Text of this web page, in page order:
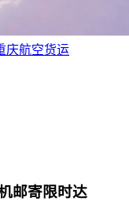
庆航空货运
邮寄限时达